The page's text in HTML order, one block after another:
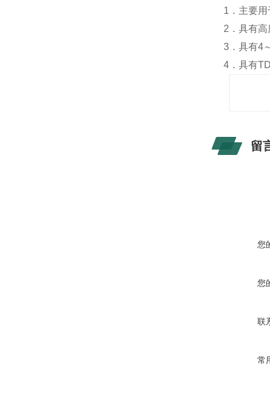
1．主要
2．具有
3．具有4
4．具有
留
您
您
联
常